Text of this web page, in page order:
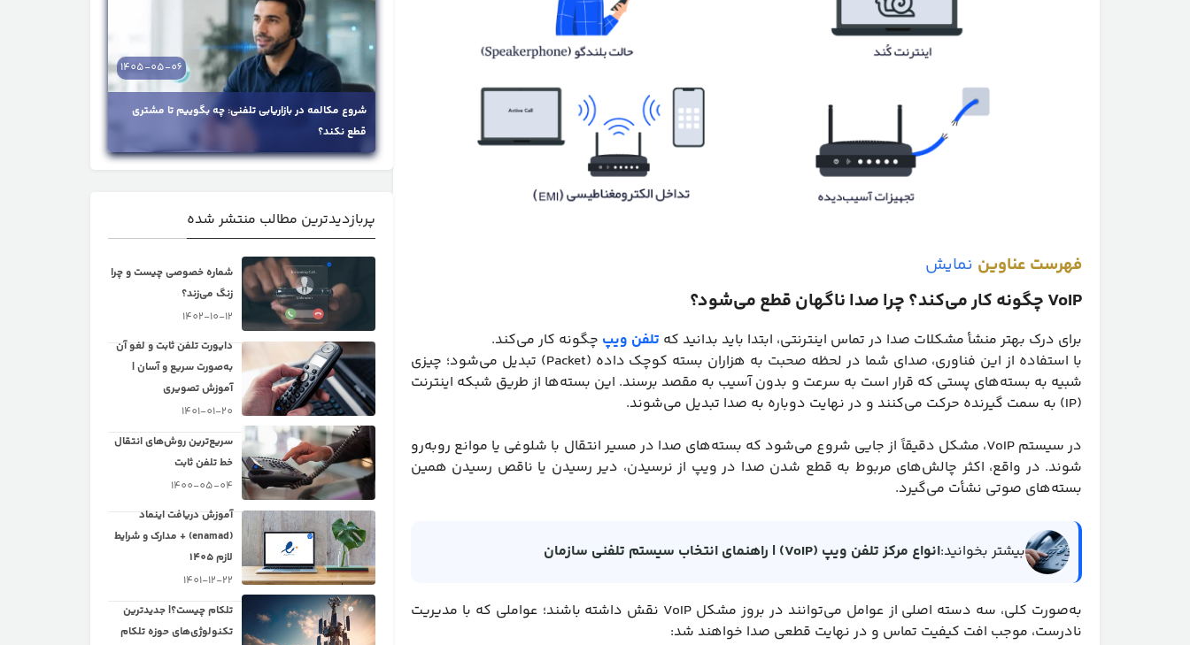
فهرست عناوین نمایش
VoIP چگونه کار می‌کند؟ چرا صدا ناگهان قطع می‌شود؟
برای درک بهتر منشأ مشکلات صدا در تماس اینترنتی، ابتدا باید بدانید که تلفن ویپ چگونه کار می‌کند.
با استفاده از این فناوری، صدای شما در لحظه صحبت به هزاران بسته کوچک داده (Packet) تبدیل می‌شود؛ چیزی
شبیه به بسته‌های پستی که قرار است به سرعت و بدون آسیب به مقصد برسند. این بسته‌ها از طریق شبکه اینترنت
(IP) به سمت گیرنده حرکت می‌کنند و در نهایت دوباره به صدا تبدیل می‌شوند.
در سیستم VoIP، مشکل دقیقاً از جایی شروع می‌شود که بسته‌های صدا در مسیر انتقال با شلوغی یا موانع روبه‌رو
شوند. در واقع، اکثر چالش‌های مربوط به قطع شدن صدا در ویپ از نرسیدن، دیر رسیدن یا ناقص رسیدن همین
بسته‌های صوتی نشأت می‌گیرد.
بیشتر بخوانید:انواع مرکز تلفن ویپ (VoIP) | راهنمای انتخاب سیستم تلفنی سازمان
به‌صورت کلی، سه دسته اصلی از عوامل می‌توانند در بروز مشکل VoIP نقش داشته باشند؛ عواملی که با مدیریت
نادرست، موجب افت کیفیت تماس و در نهایت قطعی صدا خواهند شد:
شروع مکالمه در بازاریابی تلفنی: چه بگوییم تا مشتری
قطع نکند؟
1405-05-06
پربازدیدترین مطالب منتشر شده
شماره خصوصی چیست و چرا
زنگ می‌زند؟
1402-10-12
دایورت تلفن ثابت و لغو آن
به‌صورت سریع و آسان |
آموزش تصویری
1401-01-20
سریع‌ترین روش‌های انتقال
خط تلفن ثابت
1400-05-04
آموزش دریافت اینماد
(enamad) + مدارک و شرایط
لازم 1405
1401-12-22
تلکام چیست؟| جدیدترین
تکنولوژی‌های حوزه تلکام